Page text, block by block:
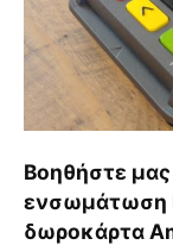
Βοηθήστε
ενσωμάτωση
δωροκάρτα
Stripe
και
λάβετε
δωροκάρτα
$20!